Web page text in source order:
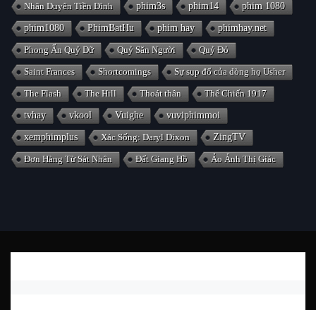
Nhân Duyên Tiền Đình phim3s phim14 phim 1080
phim1080 PhimBatHu phim hay phimhay.net
Phong Ấn Quỷ Dữ Quỷ Săn Người Quỷ Đỏ
Saint Frances Shortcomings Sự sụp đổ của dòng họ Usher
The Flash The Hill Thoát thân Thế Chiến 1917
tvhay vkool Vuighe vuviphimmoi
xemphimplus Xác Sống: Daryl Dixon ZingTV
Đơn Hàng Từ Sát Nhân Đất Giang Hồ Ảo Ảnh Thị Giác